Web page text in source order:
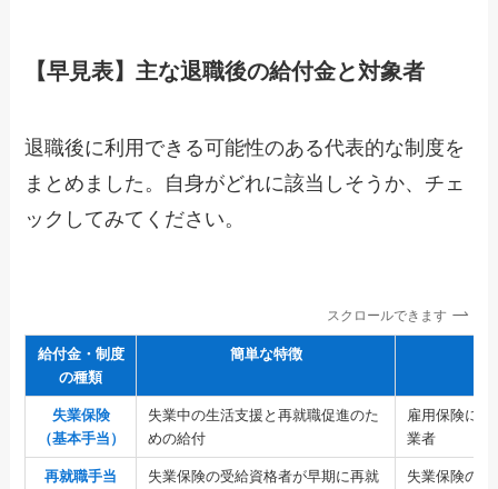
【早見表】主な退職後の給付金と対象者
退職後に利用できる可能性のある代表的な制度を
まとめました。自身がどれに該当しそうか、チェ
ックしてみてください。
スクロールできます
給付金・制度
の種類
簡単な特徴
失業保険
（基本手当）
失業中の生活支援と再就職促進のた
めの給付
雇用保険に
業者
再就職手当
失業保険の受給資格者が早期に再就
失業保険の